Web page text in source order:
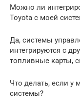
Можно ли
Toyota с моей
Да, системы
интегрируются с
топливные карты,
Что делать, если у
системы?